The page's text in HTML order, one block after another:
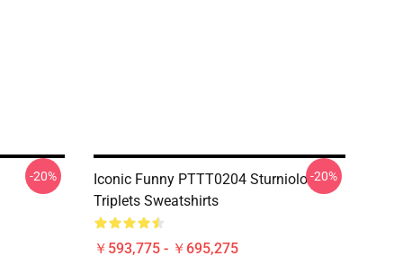
-20%
Iconic Funny PTTT0204 Sturniolo
Triplets Sweatshirts
￥593,775 - ￥695,275
-20%